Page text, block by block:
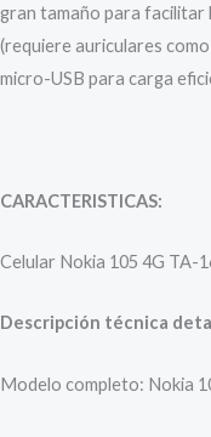
gran tamaño para facilitar
(requiere auriculares
micro-USB para carga
CARACTERISTICAS:
Celular Nokia 105 4G TA-
Descripción técnica
Modelo completo: Nokia